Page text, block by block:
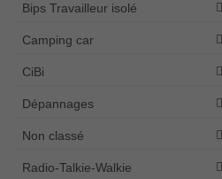
Bips Travailleur isolé
Camping car
CiBi
Dépannages
Non classé
Radio-Talkie-Walkie